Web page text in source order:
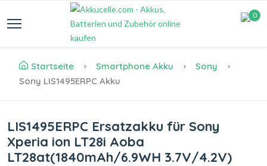
0
Startseite Smartphone Akku
Sony
Sony LIS1495ERPC Akku
LIS1495ERPC Ersatzakku für Sony
Xperia ion LT28i Aoba
LT28at(1840mAh/6.9WH 3.7V/4.2V)